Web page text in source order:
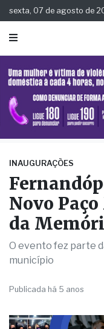
sexta, 07 de agosto de
INAUGURAÇÕES
Novo
da
O evento fez parte
município
Publicada há 5 anos